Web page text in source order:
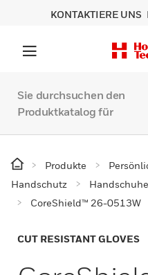
KONTAKTIERE UNS
Sie durchsuchen den
Produktkatalog für
Produkte
Handschutz
Handschuhe
CoreShield™ 26-0513W
CUT RESISTANT GLOVES